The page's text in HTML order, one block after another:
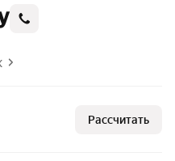
Рассчитать